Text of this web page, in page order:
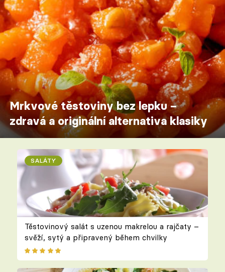
Mrkvové těstoviny bez lepku –
zdravá a originální alternativa klasiky
SALÁTY
Těstovinový salát s uzenou makrelou a rajčaty –
svěží, sytý a připravený během chvilky